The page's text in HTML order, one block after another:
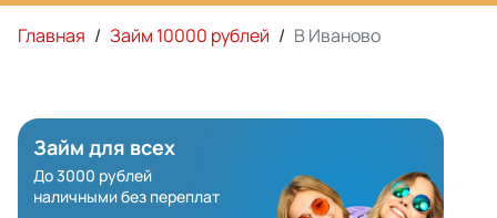
Главная / Займ 10000 рублей / В Иваново
Займ для всех
До 3000 рублей
наличными без переплат